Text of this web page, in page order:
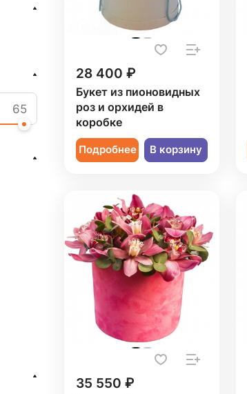
28 400 ₽
Букет из пионовидных
роз и орхидей в
коробке
Подробнее В корзину
35 550 ₽